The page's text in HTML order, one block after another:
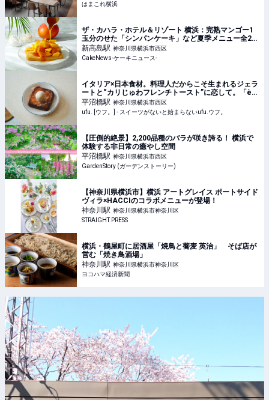
はまこれ横浜
ザ・カハラ・ホテル＆リゾート 横浜：完熟マンゴー1
玉分のせた「シンパンケーキ」など夏季メニュー全2
種、6月1日より4ヵ月展開
新高島駅 神奈川県横浜市西区
CakeNews-ケーキニュース-
イタリア×日本食材。料理人だからこそ生まれるジェラ
ートと“カリじゅわフレンチトースト”に恋して。「è
più（エピュウ）」（横浜） - ufu. [ウフ。]
平沼橋駅 神奈川県横浜市西区
ufu. [ウフ。] - スイーツがないと始まらないufu.ウフ。
【圧倒的絶景】2,200品種のバラが咲き誇る！ 横浜で
体験する非日常の癒やし空間
平沼橋駅 神奈川県横浜市西区
GardenStory (ガーデンストーリー)
【神奈川県横浜市】横浜 アートグレイス ポートサイド
ヴィラ×HACCIのコラボメニューが登場！
神奈川駅 神奈川県横浜市神奈川区
STRAIGHT PRESS
横浜・鶴屋町に居酒屋「焼鳥と蕎麦 英治」 そば店が
営む「焼き鳥酒場」
神奈川駅 神奈川県横浜市神奈川区
ヨコハマ経済新聞